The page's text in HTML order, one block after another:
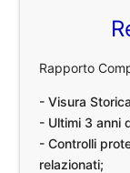
Rapporto
- Visura
- Ultimi 3 anni
- Controlli
relazionati;